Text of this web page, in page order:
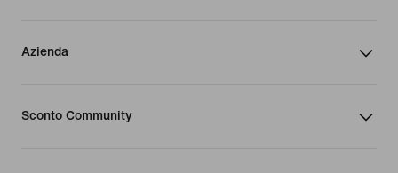
Azienda
Sconto Community